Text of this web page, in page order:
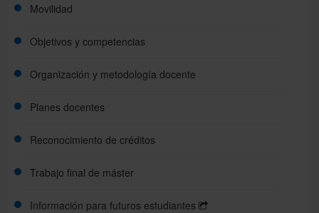
Movilidad
Objetivos y competencias
Organización y metodología docente
Planes docentes
Reconocimiento de créditos
Trabajo final de máster
Información para futuros estudiantes